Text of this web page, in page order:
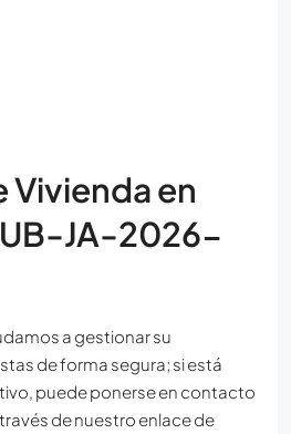
Vivienda en
JA-2026-
a gestionar su
de forma segura; si está
puede ponerse en contacto
de nuestro enlace de